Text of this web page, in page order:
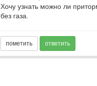
Хочу узнать можно ли
без газа.